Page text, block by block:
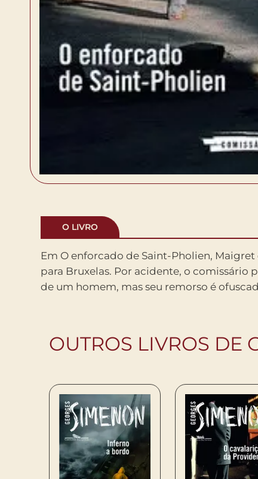
O LIVRO
Em O enforcado de Saint-Pholien,
para Bruxelas. Por acidente, o comissário
de um homem, mas seu remorso é
dos sórdidos eventos que levaram o
OUTROS LIVROS DE